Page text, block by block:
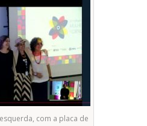
com a placa de